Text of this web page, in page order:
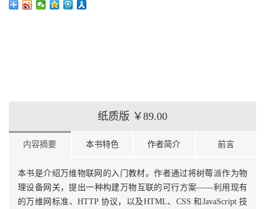
纸质版 ￥89.00
内容摘要 本书特色 作者简介 前言
本书是介绍万维物联网的入门教材。作者通过将树莓派作为物
理设备网关，提出一种构建万物互联的可行方案——利用现有
的万维网标准、HTTP 协议，以及HTML、CSS 和JavaScript 技